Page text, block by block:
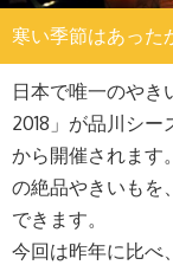
寒い季節はあった
日本で唯一のやき
2018」が品川シ
から開催されます
の絶品やきいもを
できます。
今回は昨年に比べ